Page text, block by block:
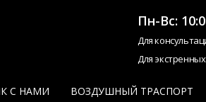
Пн-Вс:
Для
Для
С НАМИ ВОЗДУШНЫЙ ТРАСПОРТ